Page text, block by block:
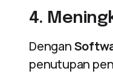
4.
Dengan
penutupan